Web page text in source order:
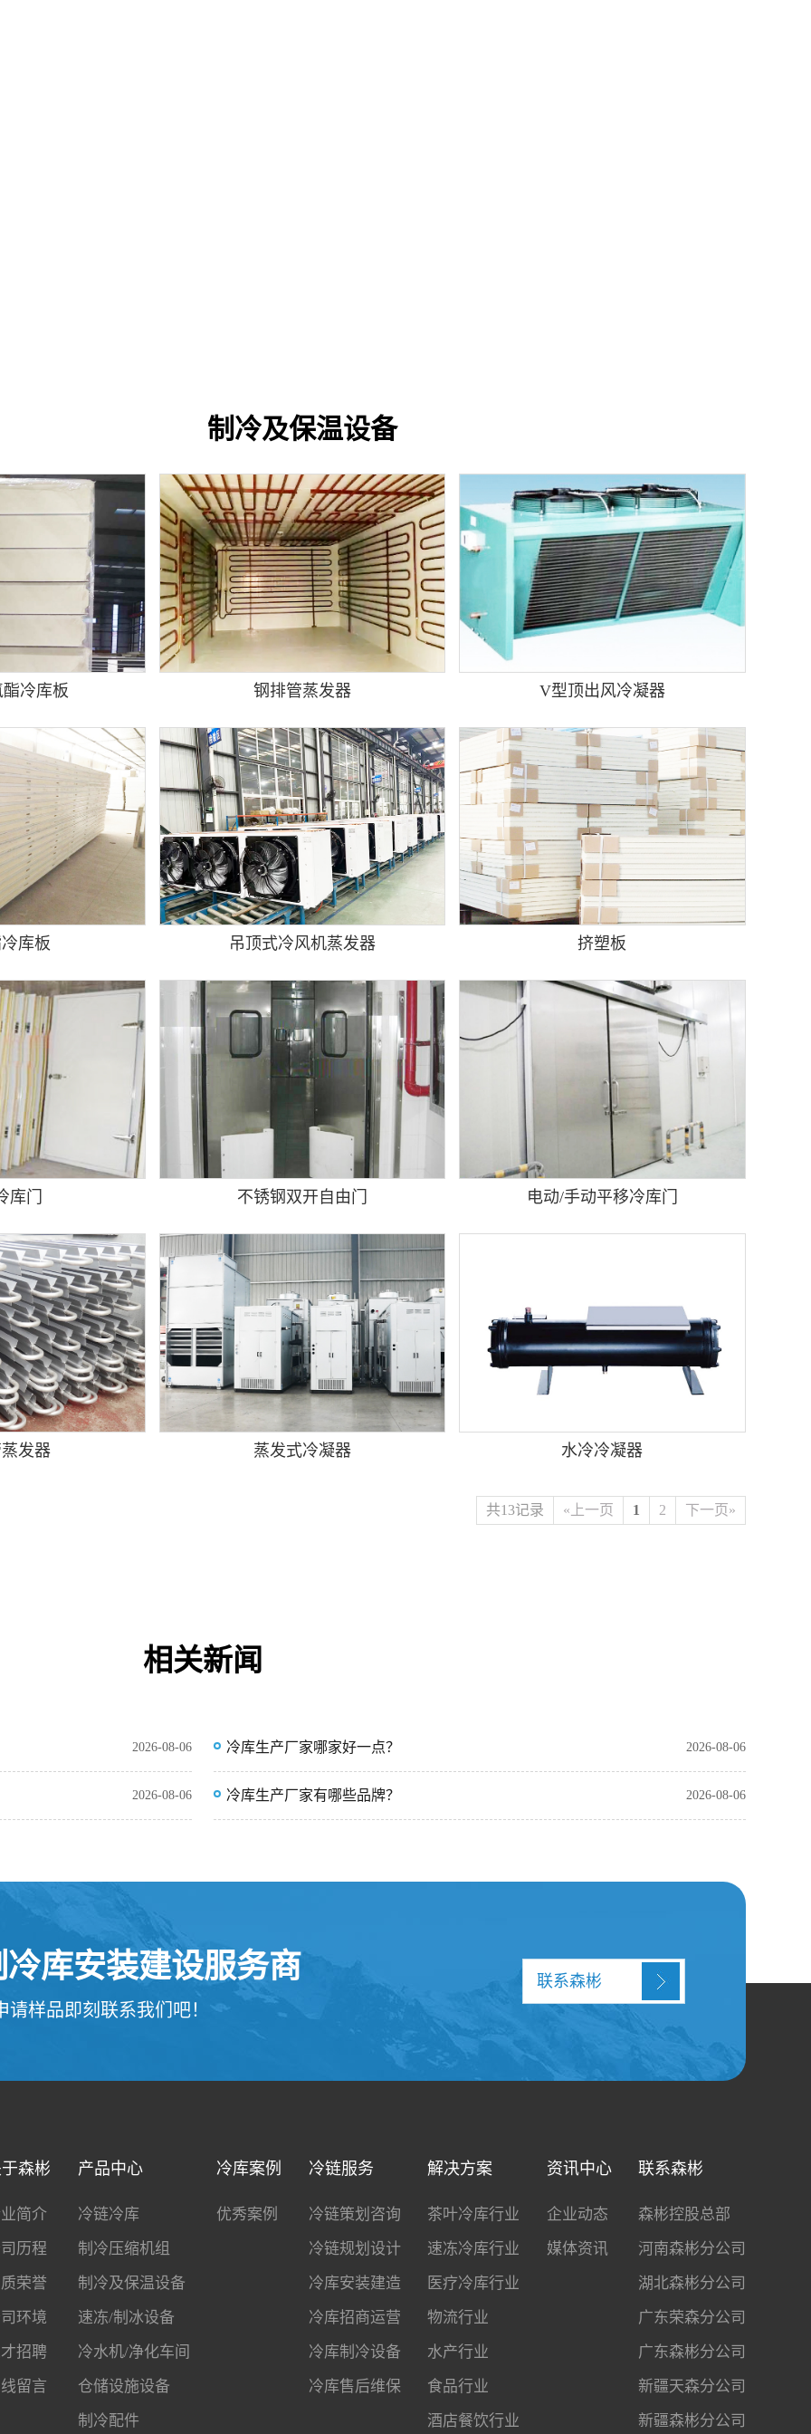
制冷及保温设备
冷库板 钢排管蒸发器 V型顶出风冷凝器
库板 吊顶式冷风机蒸发器 挤塑板
库门 不锈钢双开自由门 电动/手动平移冷库门
发器 蒸发式冷凝器 水冷冷凝器
共13记录 «上一页 1 2 下一页»
相关新闻
2026-08-06
2026-08-06
冷库生产厂家哪家好一点？ 2026-08-06
冷库生产厂家有哪些品牌？ 2026-08-06
库安装建设服务商
样品即刻联系我们吧！
联系森彬
森彬
简介
历程
荣誉
环境
招聘
留言
产品中心
冷链冷库
制冷压缩机组
制冷及保温设备
速冻/制冰设备
冷水机/净化车间
仓储设施设备
制冷配件
冷库案例
优秀案例
冷链服务
冷链策划咨询
冷链规划设计
冷库安装建造
冷库招商运营
冷库制冷设备
冷库售后维保
解决方案
茶叶冷库行业
速冻冷库行业
医疗冷库行业
物流行业
水产行业
食品行业
酒店餐饮行业
资讯中心
企业动态
媒体资讯
联系森彬
森彬控股总部
河南森彬分公司
湖北森彬分公司
广东荣森分公司
广东森彬分公司
新疆天森分公司
新疆森彬分公司